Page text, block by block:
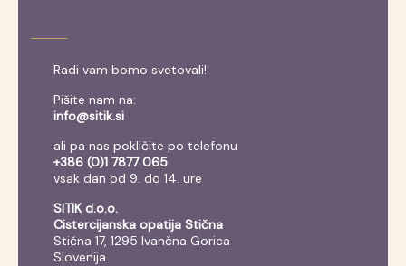
Radi vam bomo svetovali!
Pišite nam na:
info@sitik.si
ali pa nas pokličite po telefonu
+386 (0)1 7877 065
vsak dan od 9. do 14. ure
SITIK d.o.o.
Cistercijanska opatija Stična
Stična 17, 1295 Ivančna Gorica
Slovenija